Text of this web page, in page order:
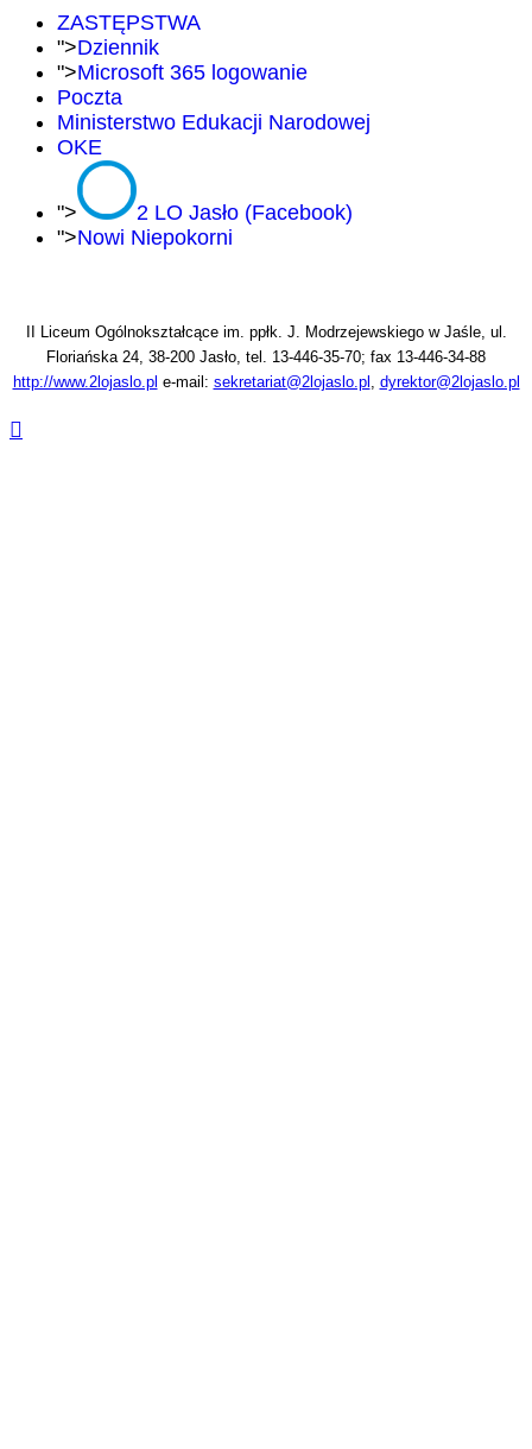
ZASTĘPSTWA
">Dziennik
">Microsoft 365 logowanie
Poczta
Ministerstwo Edukacji Narodowej
OKE
">
2 LO Jasło (Facebook)
">Nowi Niepokorni
II Liceum Ogólnokształcące im. ppłk. J. Modrzejewskiego w Jaśle, ul.
Floriańska 24, 38-200 Jasło, tel. 13-446-35-70; fax 13-446-34-88
http://www.2lojaslo.pl e-mail: sekretariat@2lojaslo.pl , dyrektor@2lojaslo.pl